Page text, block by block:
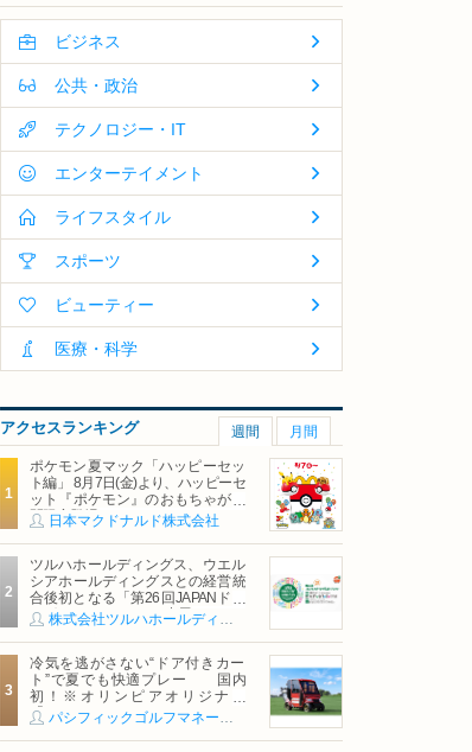
ビジネス
公共・政治
テクノロジー・IT
エンターテイメント
ライフスタイル
スポーツ
ビューティー
医療・科学
アクセスランキング 週間 月間
ポケモン夏マック「ハッピーセッ
ト編」 8月7日(金)より、ハッピーセ
ット『ポケモン』のおもちゃが期
間限定登場
日本マクドナルド株式会社
ツルハホールディングス、ウエル
シアホールディングスとの経営統
合後初となる「第26回JAPANドラ
ッグストアショー」に出展
冷気を逃がさない“ドア付きカー
ト”で夏でも快適プレー 国内
初！※オリンピアオリジナル
「AirCon Cart（エアコンカー
ト）」導入 | ＰＧＭ